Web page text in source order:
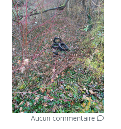
Aucun commentaire